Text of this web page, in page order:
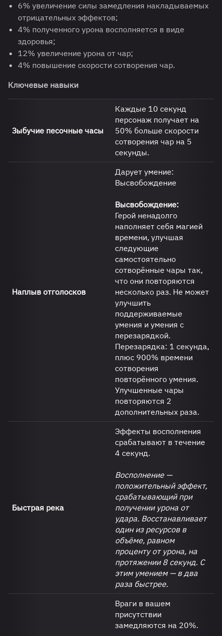
6% увеличение силы замедления накладываемых
отрицательных эффектов;
4% полученного урона восполняется в виде
здоровья;
12% увеличение урона от чар;
4% повышение скорости сотворения чар.
Ключевые навыки
Зыбучие песочные часы
Каждые 10 секунд
персонаж получает на
50% больше скорости
сотворения чар на 5
секунды.
Наплыв отголосков
Дарует умение:
Высвобождение
Высвобождение:
Герой ненадолго
наполняет себя магией
времени, улучшая
следующие
самостоятельно
сотворённые чары так,
что они повторяются
несколько раз. Не может
улучшить
поддерживаемые
умения и умения с
перезарядкой.
Перезарядка: 1 секунда,
плюс 900% времени
сотворения
повторённого умения.
Улучшенные чары
повторяются 2
дополнительных раза.
Быстрая река
Эффекты восполнения
срабатывают в течение
4 секунд.
Восполнение —
положительный эффект,
срабатывающий при
получении урона от
удара. Восстанавливает
один из ресурсов в
объёме, равном
проценту от урона, на
протяжении 8 секунд. С
этим умением — в два
раза быстрее.
Враги в вашем
присутствии
замедляются на 20%.